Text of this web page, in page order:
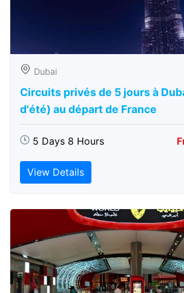
Dubai
Circuits privés de 5 jours à
d'été) au départ de France
5 Days 8 Hours
View Details